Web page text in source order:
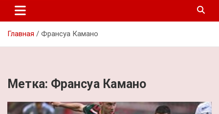
Главная Франсуа Камано
Метка: Франсуа Камано